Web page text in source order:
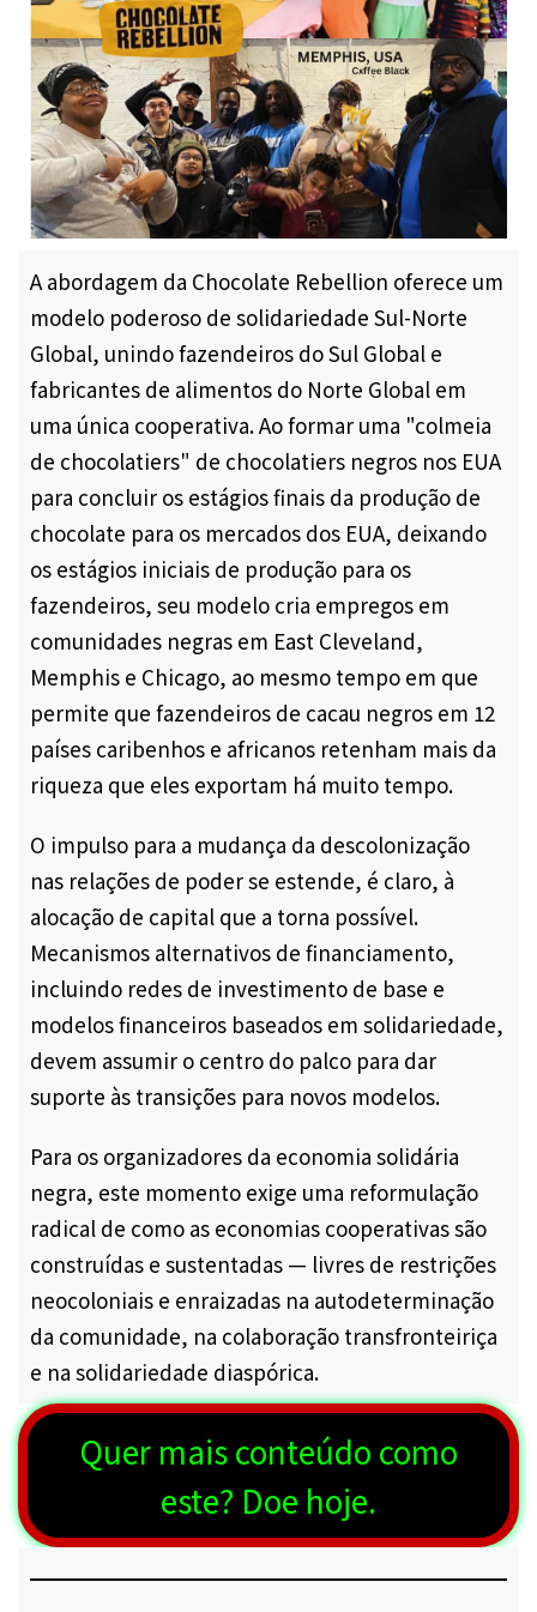
A abordagem da Chocolate Rebellion oferece um
modelo poderoso de solidariedade Sul-Norte
Global, unindo fazendeiros do Sul Global e
fabricantes de alimentos do Norte Global em
uma única cooperativa. Ao formar uma "colmeia
de chocolatiers" de chocolatiers negros nos EUA
para concluir os estágios finais da produção de
chocolate para os mercados dos EUA, deixando
os estágios iniciais de produção para os
fazendeiros, seu modelo cria empregos em
comunidades negras em East Cleveland,
Memphis e Chicago, ao mesmo tempo em que
permite que fazendeiros de cacau negros em 12
países caribenhos e africanos retenham mais da
riqueza que eles exportam há muito tempo.
O impulso para a mudança da descolonização
nas relações de poder se estende, é claro, à
alocação de capital que a torna possível.
Mecanismos alternativos de financiamento,
incluindo redes de investimento de base e
modelos financeiros baseados em solidariedade,
devem assumir o centro do palco para dar
suporte às transições para novos modelos.
Para os organizadores da economia solidária
negra, este momento exige uma reformulação
radical de como as economias cooperativas são
construídas e sustentadas — livres de restrições
neocoloniais e enraizadas na autodeterminação
da comunidade, na colaboração transfronteiriça
e na solidariedade diaspórica.
Quer mais conteúdo como
este? Doe hoje.